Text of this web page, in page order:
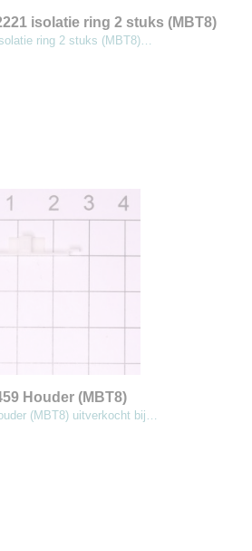
isolatie ring 2 stuks (MBT8)
ring 2 stuks (MBT8)…
Houder (MBT8)
(MBT8) uitverkocht bij…